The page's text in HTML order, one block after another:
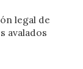
legal de
avalados